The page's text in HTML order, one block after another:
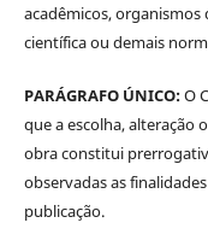
acadêmicos,
científica ou demais
PARÁGRAFO ÚNICO:O
que a escolha, alteração
obra constitui
observadas as
publicação.